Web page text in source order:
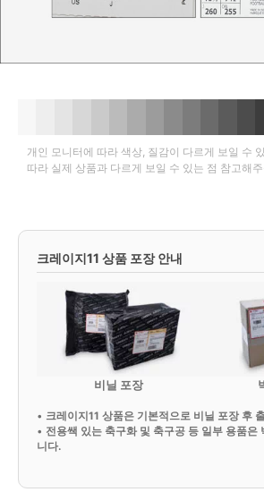
개인 모니터에 따라 색상, 질감이 다르게 보일 수
따라 실제 상품과 다르게 보일 수 있는 점 참고해
크레이지11 상품 포장 안내
비닐 포장
• 크레이지11 상품은 기본적으로 비닐 포장 후
• 전용쌕 있는 축구화 및 축구공 등 일부 용품은
니다.